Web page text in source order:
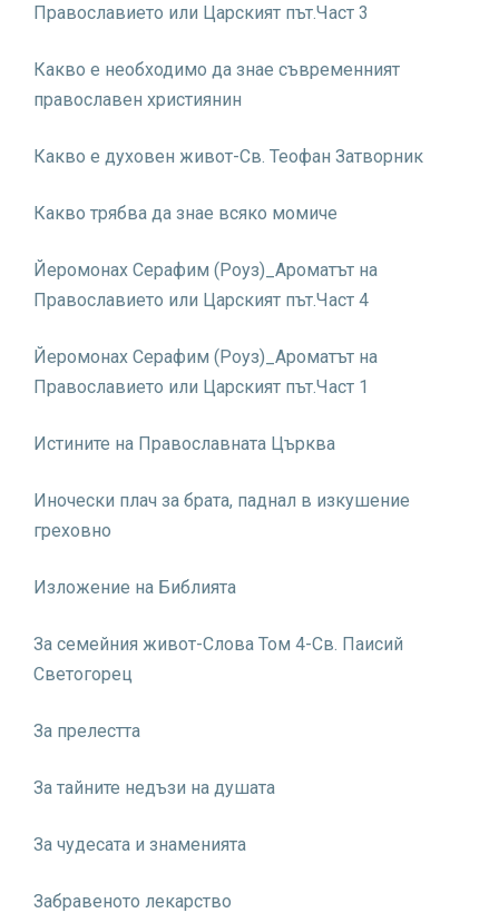
Православието или Царският път.Част 3
Какво е необходимо да знае съвременният
православен християнин
Какво е духовен живот-Св. Теофан Затворник
Какво трябва да знае всяко момиче
Йеромонах Серафим (Роуз)_Ароматът на
Православието или Царският път.Част 4
Йеромонах Серафим (Роуз)_Ароматът на
Православието или Царският път.Част 1
Истините на Православната Църква
Иночески плач за брата, паднал в изкушение
греховно
Изложение на Библията
За семейния живот-Слова Том 4-Св. Паисий
Светогорец
За прелестта
За тайните недъзи на душата
За чудесата и знаменията
Забравеното лекарство